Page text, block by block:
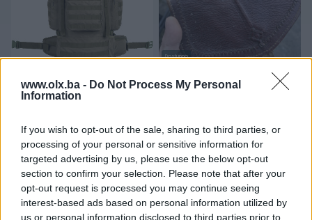
www.olx.ba - Do Not Process My Personal
Information
If you wish to opt-out of the sale, sharing to third parties, or
processing of your personal or sensitive information for
targeted advertising by us, please use the below opt-out
section to confirm your selection. Please note that after your
opt-out request is processed you may continue seeing
interest-based ads based on personal information utilized by
us or personal information disclosed to third parties prior to
Novo
prije 3 dana
Dostupno
Kozna lovacka torbica na
kais
prije 3 dana
PIK SHOP PIK SHOP